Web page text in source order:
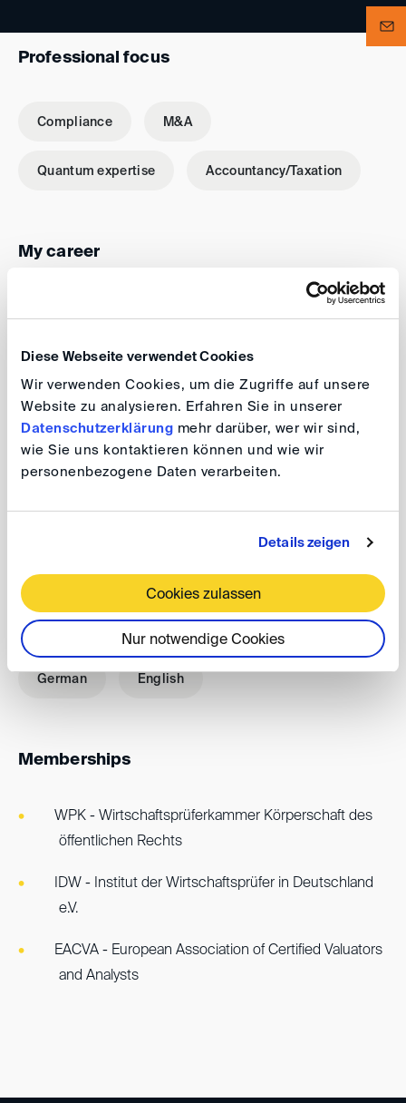
Diese Webseite verwendet Cookies
Wir verwenden Cookies, um die Zugriffe auf unsere
Website zu analysieren. Erfahren Sie in unserer
Datenschutzerklärung mehr darüber, wer wir sind,
wie Sie uns kontaktieren können und wie wir
personenbezogene Daten verarbeiten.
Details zeigen
Cookies zulassen
Nur notwendige Cookies
Professional focus
Compliance M&A
Quantum expertise Accountancy/Taxation
My career
Wirtschaftsprüfer
Arbitration experience
market prices for products and services
Languages
German English
Memberships
WPK - Wirtschaftsprüferkammer Körperschaft des
öffentlichen Rechts
IDW - Institut der Wirtschaftsprüfer in Deutschland
e.V.
EACVA - European Association of Certified Valuators
and Analysts